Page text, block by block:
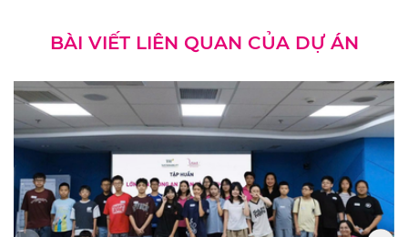
BÀI VIẾT LIÊN QUAN CỦA DỰ ÁN